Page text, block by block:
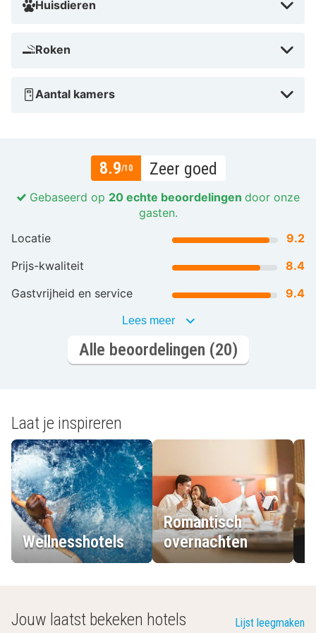
Huisdieren
Roken
Aantal kamers
8.9/10 Zeer goed
Gebaseerd op 20 echte beoordelingen door onze
gasten.
Locatie
9.2
Prijs-kwaliteit
8.4
Gastvrijheid en service
9.4
Lees meer
Alle beoordelingen (20)
Laat je inspireren
Wellnesshotels
Romantisch
overnachten
Jouw laatst bekeken hotels Lijst leegmaken